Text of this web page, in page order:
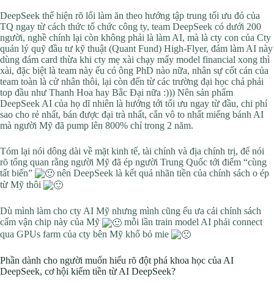
DeepSeek thể hiện rõ lối làm ăn theo hướng tập trung tối ưu đó của
TQ ngay từ cách thức tổ chức công ty, team DeepSeek có dưới 200
người, nghề chính lại còn không phải là làm AI, mà là cty con của Cty
quản lý quỹ đầu tư kỹ thuật (Quant Fund) High-Flyer, đám làm AI này
dùng đám card thừa khi cty mẹ xài chạy mấy model financial xong thì
xài, đặc biệt là team này ếu có ông PhD nào nữa, nhân sự cốt cán của
team toàn là cử nhân thôi, lại còn đến từ các trường đại học chả phải
top đầu như Thanh Hoa hay Bắc Đại nữa :))) Nên sản phẩm
DeepSeek AI của họ dĩ nhiên là hướng tới tối ưu ngay từ đầu, chi phí
sao cho rẻ nhất, bán được đại trà nhất, cắn vô to nhất miếng bánh AI
mà người Mỹ đã pump lên 800% chỉ trong 2 năm.
Tóm lại nói dông dài về mặt kinh tế, tài chính và địa chính trị, để nói
rõ tổng quan rằng người Mỹ đã ép người Trung Quốc tới điểm “cùng
tất biến”
nên DeepSeek là kết quả nhãn tiền của chính sách o ép
từ Mỹ thôi
Dù mình làm cho cty AI Mỹ nhưng mình cũng ếu ưa cái chính sách
cấm vận chip này của Mỹ
mỗi lần train model AI phải connect
qua GPUs farm của cty bên Mỹ khổ bỏ mie
Phần dành cho người muốn hiểu rõ đột phá khoa học của AI
DeepSeek, cơ hội kiếm tiền từ AI DeepSeek?